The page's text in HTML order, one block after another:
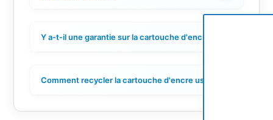
Y a-t-il une garantie sur la cartouche d'encre ?
Comment recycler la cartouche d'encre usagée ?